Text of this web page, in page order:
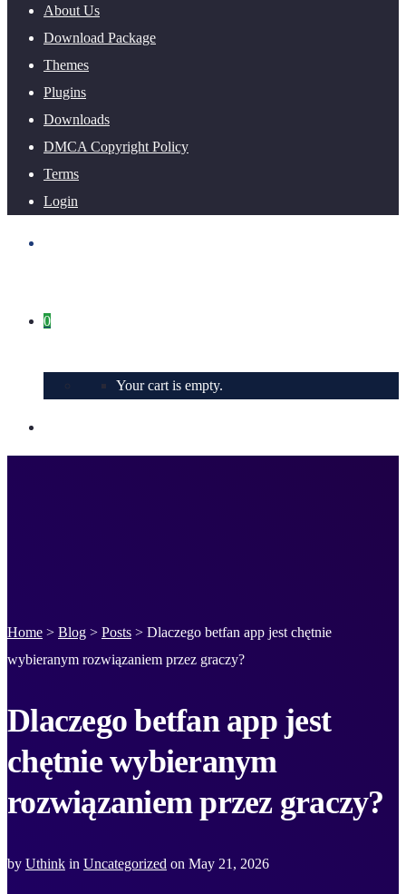
About Us
Download Package
Themes
Plugins
Downloads
DMCA Copyright Policy
Terms
Login
0
Your cart is empty.
Home > Blog > Posts > Dlaczego betfan app jest chętnie
wybieranym rozwiązaniem przez graczy?
Dlaczego betfan app jest
chętnie wybieranym
rozwiązaniem przez graczy?
by Uthink in Uncategorized on May 21, 2026